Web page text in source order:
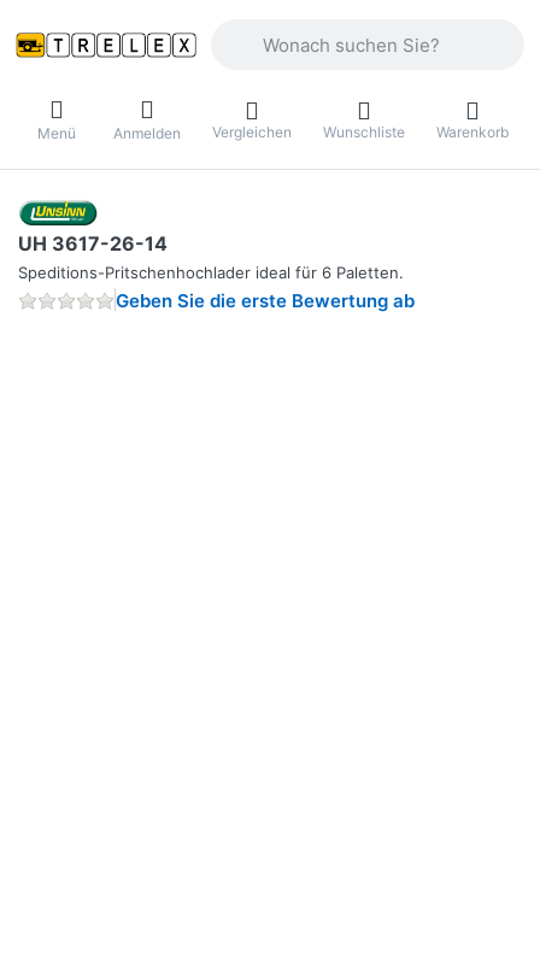
Menü Anmelden Vergleichen Wunschliste Warenkorb
UH 3617-26-14
Speditions-Pritschenhochlader ideal für 6 Paletten.
Geben Sie die erste Bewertung ab